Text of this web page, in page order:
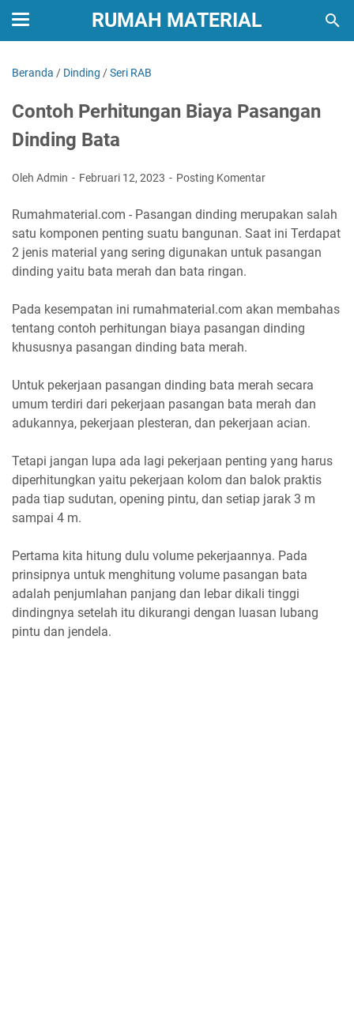
RUMAH MATERIAL
Beranda / Dinding /Seri RAB
Contoh Perhitungan Biaya Pasangan
Dinding Bata
Oleh Admin Februari 12, 2023 Posting Komentar
Rumahmaterial.com - Pasangan dinding merupakan salah
satu komponen penting suatu bangunan. Saat ini Terdapat
2 jenis material yang sering digunakan untuk pasangan
dinding yaitu bata merah dan bata ringan.
Pada kesempatan ini rumahmaterial.com akan membahas
tentang contoh perhitungan biaya pasangan dinding
khususnya pasangan dinding bata merah.
Untuk pekerjaan pasangan dinding bata merah secara
umum terdiri dari pekerjaan pasangan bata merah dan
adukannya, pekerjaan plesteran, dan pekerjaan acian.
Tetapi jangan lupa ada lagi pekerjaan penting yang harus
diperhitungkan yaitu pekerjaan kolom dan balok praktis
pada tiap sudutan, opening pintu, dan setiap jarak 3 m
sampai 4 m.
Pertama kita hitung dulu volume pekerjaannya. Pada
prinsipnya untuk menghitung volume pasangan bata
adalah penjumlahan panjang dan lebar dikali tinggi
dindingnya setelah itu dikurangi dengan luasan lubang
pintu dan jendela.